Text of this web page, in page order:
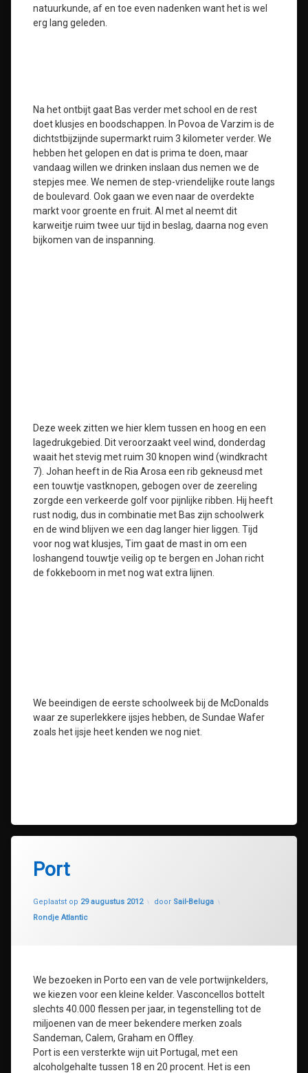
natuurkunde, af en toe even nadenken want het is wel
erg lang geleden.
Na het ontbijt gaat Bas verder met school en de rest
doet klusjes en boodschappen. In Povoa de Varzim is de
dichtstbijzijnde supermarkt ruim 3 kilometer verder. We
hebben het gelopen en dat is prima te doen, maar
vandaag willen we drinken inslaan dus nemen we de
stepjes mee. We nemen de step-vriendelijke route langs
de boulevard. Ook gaan we even naar de overdekte
markt voor groente en fruit. Al met al neemt dit
karweitje ruim twee uur tijd in beslag, daarna nog even
bijkomen van de inspanning.
Deze week zitten we hier klem tussen en hoog en een
lagedrukgebied. Dit veroorzaakt veel wind, donderdag
waait het stevig met ruim 30 knopen wind (windkracht
7). Johan heeft in de Ria Arosa een rib gekneusd met
een touwtje vastknopen, gebogen over de zeereling
zorgde een verkeerde golf voor pijnlijke ribben. Hij heeft
rust nodig, dus in combinatie met Bas zijn schoolwerk
en de wind blijven we een dag langer hier liggen. Tijd
voor nog wat klusjes, Tim gaat de mast in om een
loshangend touwtje veilig op te bergen en Johan richt
de fokkeboom in met nog wat extra lijnen.
We beeindigen de eerste schoolweek bij de McDonalds
waar ze superlekkere ijsjes hebben, de Sundae Wafer
zoals het ijsje heet kenden we nog niet.
Port
Geplaatst op 29 augustus 2012
Geüpdatet op
door Sail-Beluga
Categorieën:
Rondje Atlantic
We bezoeken in Porto een van de vele portwijnkelders,
we kiezen voor een kleine kelder. Vasconcellos bottelt
slechts 40.000 flessen per jaar, in tegenstelling tot de
miljoenen van de meer bekendere merken zoals
Sandeman, Calem, Graham en Offley.
Port is een versterkte wijn uit Portugal, met een
alcoholgehalte tussen 18 en 20 procent. Het is een